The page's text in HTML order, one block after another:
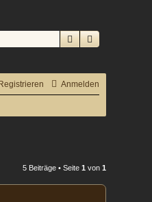
SucheErweiterte
Anmelden
Registrieren
5 Beiträge • Seite 1 von 1